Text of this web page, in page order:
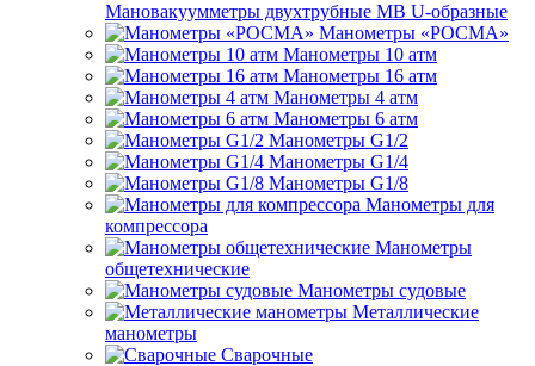
Мановакуумметры двухтрубные МВ U-образные
Манометры «РОСМА»
Манометры 10 атм
Манометры 16 атм
Манометры 4 атм
Манометры 6 атм
Манометры G1/2
Манометры G1/4
Манометры G1/8
Манометры для
компрессора
Манометры
общетехнические
Манометры судовые
Металлические
манометры
Сварочные